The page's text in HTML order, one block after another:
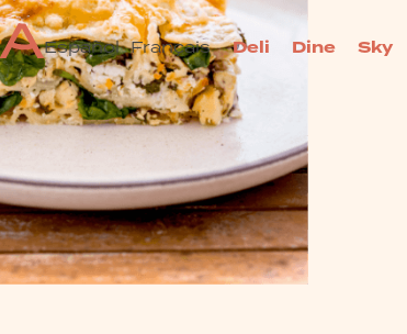
Español Français Deli Dine Sky